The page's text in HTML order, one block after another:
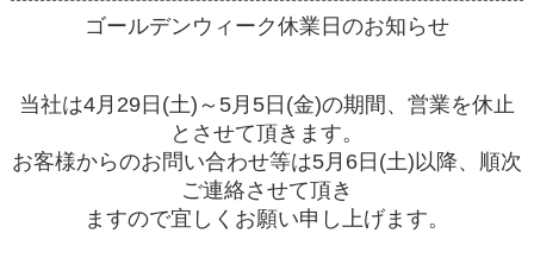
ゴールデンウィーク休業日のお知らせ
当社は4月29日(土)～5月5日(金)の期間、営業を休止
とさせて頂きます。
お客様からのお問い合わせ等は5月6日(土)以降、順次
ご連絡させて頂き
ますので宜しくお願い申し上げます。